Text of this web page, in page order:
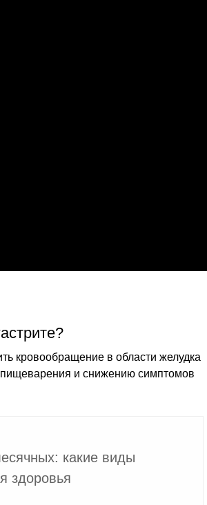
кровообращение в области желудка
пищеварения и снижению симптомов
какие виды
здоровья